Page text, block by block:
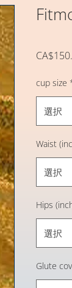
cup size
選択
Waist
選択
Hips
選択
Glute